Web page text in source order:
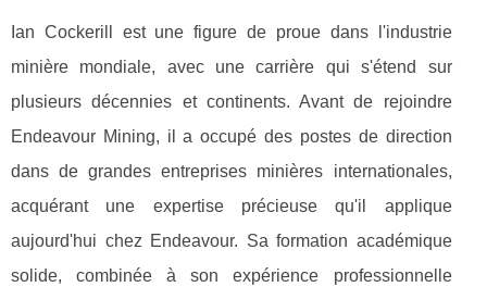
Ian Cockerill est une figure de proue dans l'industrie
minière mondiale, avec une carrière qui s'étend sur
plusieurs décennies et continents. Avant de rejoindre
Endeavour Mining, il a occupé des postes de direction
dans de grandes entreprises minières internationales,
acquérant une expertise précieuse qu'il applique
aujourd'hui chez Endeavour. Sa formation académique
solide, combinée à son expérience professionnelle